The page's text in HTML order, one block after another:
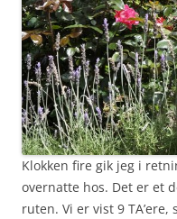
Klokken fire gik jeg i
overnatte hos. Det er et
ruten. Vi er vist 9